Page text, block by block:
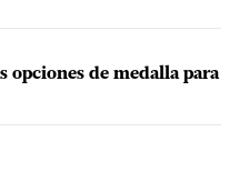
opciones de medalla para